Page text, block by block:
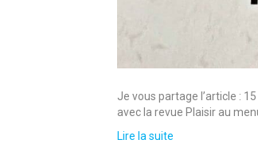
Je vous partage l’article :
avec la revue Plaisir au
Lire la suite